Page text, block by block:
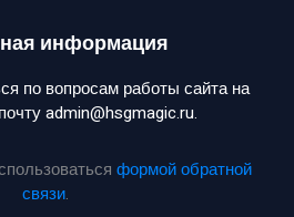
информация
по вопросам работы сайта на
admin@hsgmagic.ru.
формой обратной
связи.